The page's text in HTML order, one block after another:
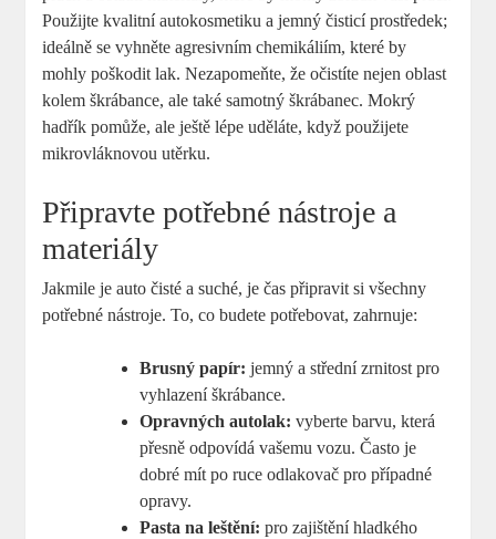
Použijte kvalitní autokosmetiku a jemný čisticí prostředek;
ideálně se vyhněte agresivním chemikáliím, které by
mohly poškodit lak. Nezapomeňte, že očistíte nejen oblast
kolem škrábance, ale také samotný škrábanec. Mokrý
hadřík pomůže, ale ještě lépe uděláte, když použijete
mikrovláknovou utěrku.
Připravte potřebné nástroje a
materiály
Jakmile je auto čisté a suché, je čas připravit si všechny
potřebné nástroje. To, co budete potřebovat, zahrnuje:
Brusný papír: jemný a střední zrnitost pro
vyhlazení škrábance.
Opravných autolak: vyberte barvu, která
přesně odpovídá vašemu vozu. Často je
dobré mít po ruce odlakovač pro případné
opravy.
Pasta na leštění: pro zajištění hladkého